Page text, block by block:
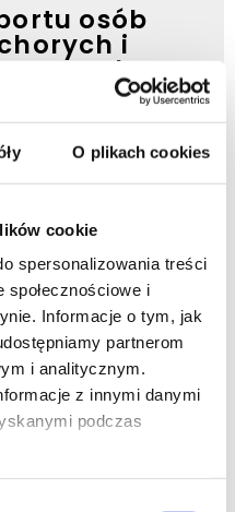
O plikach cookies
cookie
spersonalizowania treści
społecznościowe i
Informacje o tym, jak
partnerom
i analitycznym.
z innymi danymi
podczas
osób
i
na wózku
rampą i
inwalidzki
w pozycji
się
350 zł
zł
450 zł
a1 (karetka
przewozu
leżącej.